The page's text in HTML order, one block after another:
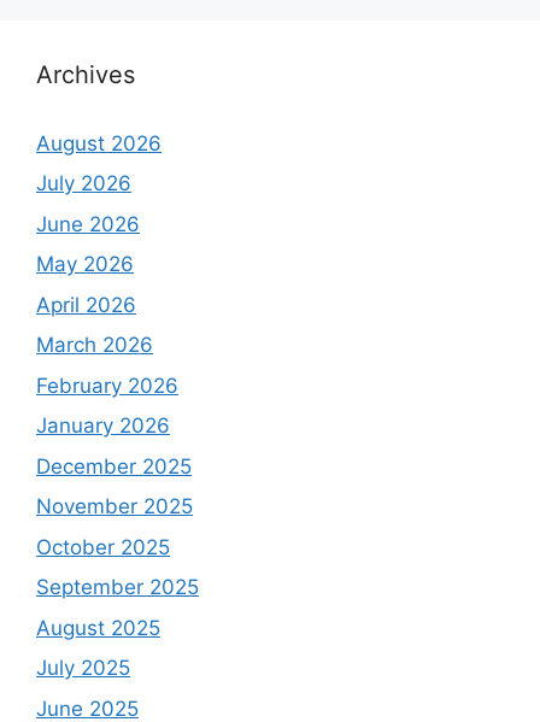
Archives
August 2026
July 2026
June 2026
May 2026
April 2026
March 2026
February 2026
January 2026
December 2025
November 2025
October 2025
September 2025
August 2025
July 2025
June 2025